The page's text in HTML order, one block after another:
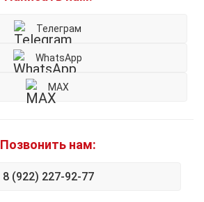
Телеграм
WhatsApp
MAX
Позвонить нам:
8 (922) 227-92-77